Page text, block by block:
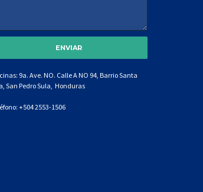
9a. Ave. NO. Calle A NO 94, Barrio Santa
San Pedro Sula, Honduras
+504 2553-1506